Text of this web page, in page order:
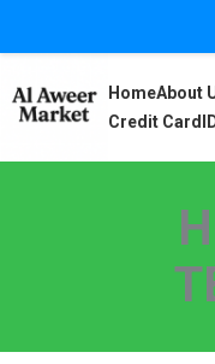
HomeAbout
Credit Card